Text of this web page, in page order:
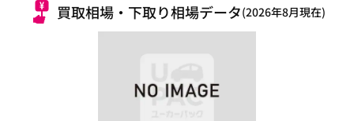
買取相場・下取り相場データ(2026年8月現在)